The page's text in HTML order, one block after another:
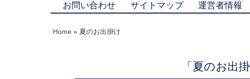
お問い合わせ サイトマップ 運営者情報
Home » 夏のお出掛け
「夏のお出